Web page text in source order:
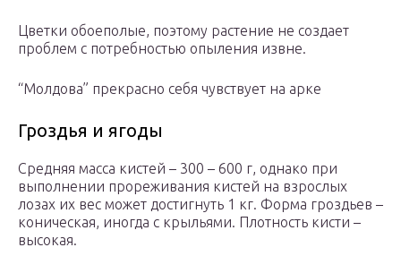
Цветки обоеполые, поэтому растение не создает
проблем с потребностью опыления извне.
“Молдова” прекрасно себя чувствует на арке
Гроздья и ягоды
Средняя масса кистей – 300 – 600 г, однако при
выполнении прореживания кистей на взрослых
лозах их вес может достигнуть 1 кг. Форма гроздьев –
коническая, иногда с крыльями. Плотность кисти –
высокая.